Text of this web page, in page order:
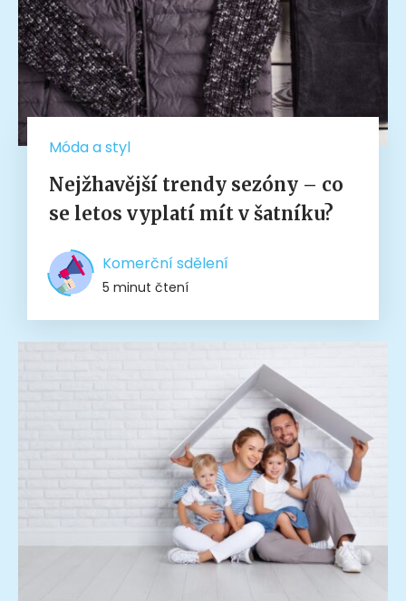
Móda a styl
Nejžhavější trendy sezóny – co
se letos vyplatí mít v šatníku?
Komerční sdělení
5 minut čtení